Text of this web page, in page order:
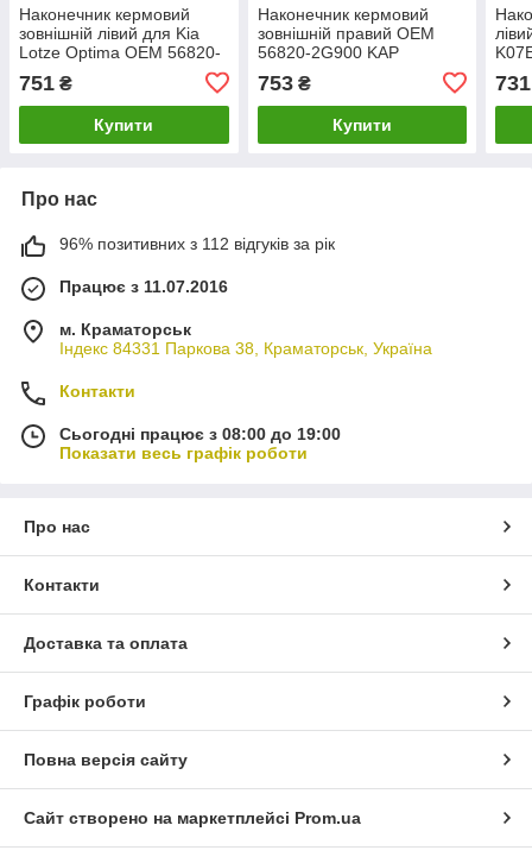
Наконечник кермовий
зовнішній лівий для Kia
Lotze Optima OEM 56820-
K07ENDSD03760
751 ₴
Купити
Наконечник кермовий
зовнішній правий OEM
56820-2G900 KAP
753₴
Купити
731
Про нас
96% позитивних з 112 відгуків за рік
Працює з 11.07.2016
м. Краматорськ
Індекс 84331 Паркова 38, Краматорськ, Україна
Контакти
Сьогодні працює з 08:00 до 19:00
Показати весь графік роботи
Про нас
Контакти
Доставка та оплата
Графік роботи
Повна версія сайту
Сайт створено на маркетплейсі Prom.ua